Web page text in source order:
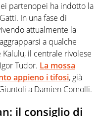
partenopei ha indotto la
In una fase di
attualmente la
a qualche
il centrale rivolese
Tudor. La mossa
appieno i tifosi, già
a Damien Comolli.
il consiglio di